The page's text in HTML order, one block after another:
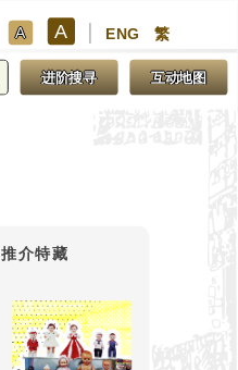
A A ENG 繁
进阶搜寻 互动地图
推介特藏